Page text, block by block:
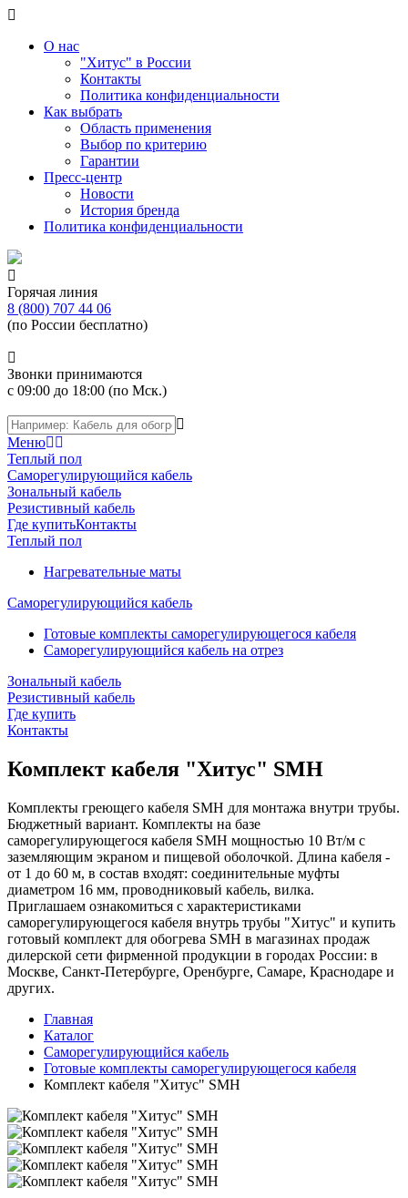
О нас
"Хитус" в России
Контакты
Политика конфиденциальности
Как выбрать
Область применения
Выбор по критерию
Гарантии
Пресс-центр
Новости
История бренда
Политика конфиденциальности
Горячая линия
8 (800) 707 44 06
(по России бесплатно)
Звонки принимаются
с 09:00 до 18:00 (по Мск.)
Меню
Теплый пол
Саморегулирующийся кабель
Зональный кабель
Резистивный кабель
Где купитьКонтакты
Теплый пол
Нагревательные маты
Саморегулирующийся кабель
Готовые комплекты саморегулирующегося кабеля
Саморегулирующийся кабель на отрез
Зональный кабель
Резистивный кабель
Где купить
Контакты
Комплект кабеля "Хитус" SMH
Комплекты греющего кабеля SMH для монтажа внутри трубы.
Бюджетный вариант. Комплекты на базе
саморегулирующегося кабеля SMH мощностью 10 Вт/м с
заземляющим экраном и пищевой оболочкой. Длина кабеля -
от 1 до 60 м, в состав входят: соединительные муфты
диаметром 16 мм, проводниковый кабель, вилка.
Приглашаем ознакомиться с характеристиками
саморегулирующегося кабеля внутрь трубы "Хитус" и купить
готовый комплект для обогрева SMH в магазинах продаж
дилерской сети фирменной продукции в городах России: в
Москве, Санкт-Петербурге, Оренбурге, Самаре, Краснодаре и
других.
Главная
Каталог
Саморегулирующийся кабель
Готовые комплекты саморегулирующегося кабеля
Комплект кабеля "Хитус" SMH